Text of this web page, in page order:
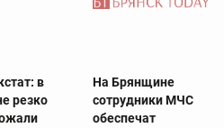
в
резко
На Брянщине
сотрудники МЧС
обеспечат